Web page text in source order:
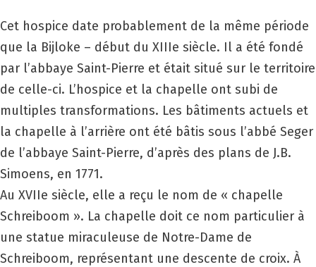
Cet hospice date probablement de la même période
que la Bijloke – début du XIIIe siècle. Il a été fondé
par l’abbaye Saint-Pierre et était situé sur le territoire
de celle-ci. L’hospice et la chapelle ont subi de
multiples transformations. Les bâtiments actuels et
la chapelle à l’arrière ont été bâtis sous l’abbé Seger
de l’abbaye Saint-Pierre, d’après des plans de J.B.
Simoens, en 1771.
Au XVIIe siècle, elle a reçu le nom de « chapelle
Schreiboom ». La chapelle doit ce nom particulier à
une statue miraculeuse de Notre-Dame de
Schreiboom, représentant une descente de croix. À